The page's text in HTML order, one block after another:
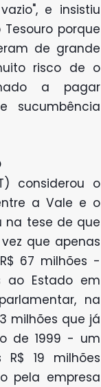
e insistiu
porque
de grande
risco de o
a pagar
sucumbência
considerou o
a Vale e o
na tese de que
que apenas
67 milhões -
ao Estado em
na
milhões que já
de 1999 - um
19 milhões
pela empresa